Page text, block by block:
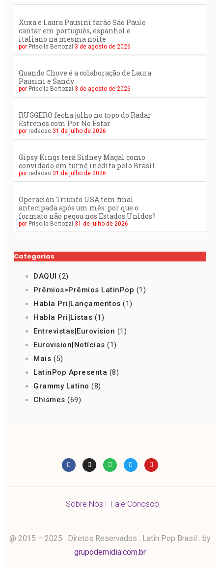
Xuxa e Laura Pausini farão São Paulo
cantar em português, espanhol e
italiano na mesma noite
por Priscila Bertozzi 3 de agosto de 2026
Quando Chove é a colaboração de Laura
Pausini e Sandy
por Priscila Bertozzi 3 de agosto de 2026
RUGGERO fecha julho no topo do Radar
Estrenos com Por No Estar
por redacao 31 de julho de 2026
Gipsy Kings terá Sidney Magal como
convidado em turnê inédita pelo Brasil
por redacao 31 de julho de 2026
Operación Triunfo USA tem final
antecipada após um mês: por que o
formato não pegou nos Estados Unidos?
por Priscila Bertozzi 31 de julho de 2026
Categorias
DAQUI (2)
Prêmios>Prêmios LatinPop (1)
Habla Pri|Lançamentos (1)
Habla Pri|Listas (1)
Entrevistas|Eurovision (1)
Eurovision|Notícias (1)
Mais (5)
LatinPop Apresenta (8)
Grammy Latino (8)
Chismes (69)
Sobre Nós | Fale Conosco
@ 2015 – 2025 . Diretos Reservados . Latin Pop Brasil . by
grupodemidia.com.br